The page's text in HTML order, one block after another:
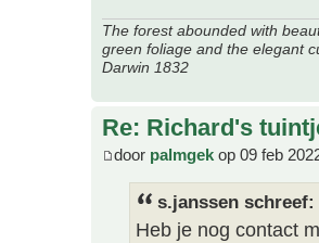
The forest abounded with
green foliage and the elegant
Darwin 1832
Re: Richard's
door palmgek op 09 feb
s.janssen schreef:
Heb je nog contact